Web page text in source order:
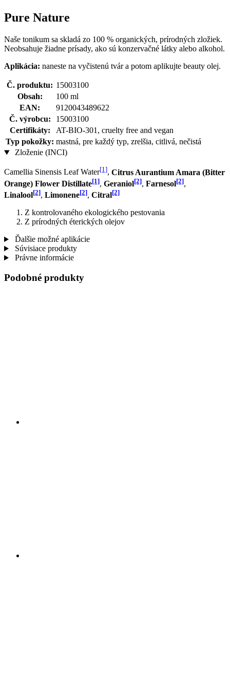
Pure Nature
Naše tonikum sa skladá zo 100 % organických, prírodných zložiek.
Neobsahuje žiadne prísady, ako sú konzervačné látky alebo alkohol.
Aplikácia: naneste na vyčistenú tvár a potom aplikujte beauty olej.
Č. produktu: 15003100
Obsah:
100 ml
EAN:
9120043489622
Č. výrobcu:
15003100
Certifikáty:
AT-BIO-301, cruelty free and vegan
Typ pokožky: mastná, pre každý typ, zrelšia, citlivá, nečistá
Zloženie (INCI)
Camellia Sinensis Leaf Water[1], Citrus Aurantium Amara (Bitter
Orange) Flower Distillate[1], Geraniol[2], Farnesol[2],
Linalool[2], Limonene[2], Citral[2]
Z kontrolovaného ekologického pestovania
Z prírodných éterických olejov
Ďalšie možné aplikácie
Súvisiace produkty
Právne informácie
Podobné produkty